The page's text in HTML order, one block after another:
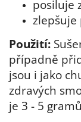
posiluje
zlepšuje
Použití:
případně
jsou i jako
zdravých
je 3 - 5